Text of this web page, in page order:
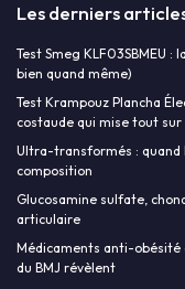
Les derniers
Test Smeg KLF03SBMEU
bien quand même)
Test Krampouz Plancha
costaude qui mise tout sur
Ultra-transformés : quand
composition
Glucosamine sulfate,
articulaire
Médicaments anti-obésité
du BMJ révèlent